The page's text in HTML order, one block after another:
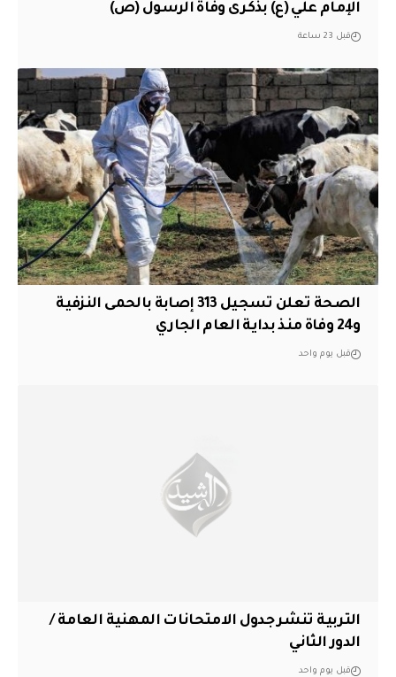
الإمام علي (ع) بذكرى وفاة الرسول (ص)
قبل 23 ساعة
الصحة تعلن تسجيل 313 إصابة بالحمى النزفية
و24 وفاة منذ بداية العام الجاري
قبل يوم واحد
التربية تنشر جدول الامتحانات المهنية العامة /
الدور الثاني
قبل يوم واحد